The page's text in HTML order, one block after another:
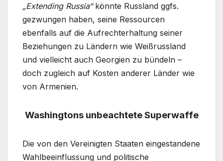
„Extending Russia“könnte Russland ggfs.
gezwungen haben, seine Ressourcen
ebenfalls auf die Aufrechterhaltung seiner
Beziehungen zu Ländern wie Weißrussland
und vielleicht auch Georgien zu bündeln –
doch zugleich auf Kosten anderer Länder wie
von Armenien.
Washingtons unbeachtete Superwaffe
Die von den Vereinigten Staaten eingestandene
Wahlbeeinflussung und politische